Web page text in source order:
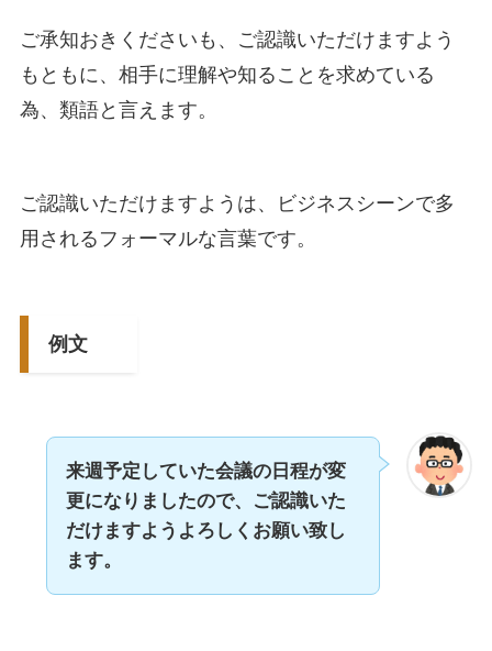
ご承知おきくださいも、ご認識いただけますよう
もともに、相手に理解や知ることを求めている
為、類語と言えます。
ご認識いただけますようは、ビジネスシーンで多
用されるフォーマルな言葉です。
例文
来週予定していた会議の日程が変
更になりましたので、ご認識いた
だけますようよろしくお願い致し
ます。